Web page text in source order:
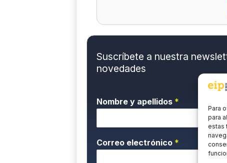
Para
para
estas
Suscríbete a nuestra
novedades
Nombre y apellidos *
Correo electrónico *